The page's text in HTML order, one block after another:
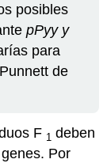
posibles
pPyy y
para
de
F 1 deben
Por